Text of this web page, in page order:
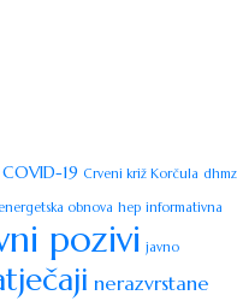
COVID-19 Crveni križ Korčula dhmz
energetska obnova hep informativna
pozivi javno
nerazvrstane